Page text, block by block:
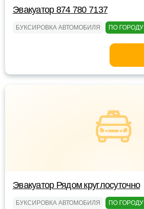
Эвакуатор 874 780 7137
БУКСИРОВКА АВТОМОБИЛЯ ПО ГОРОДУ
Эвакуатор Рядом круглосуточно
БУКСИРОВКА АВТОМОБИЛЯ ПО ГОРОДУ